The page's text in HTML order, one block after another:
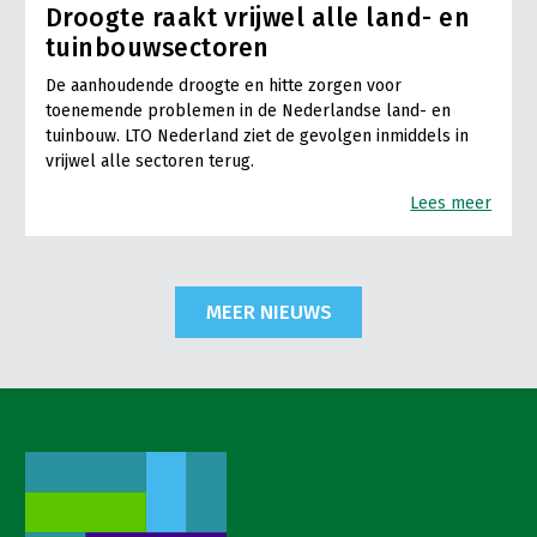
Droogte raakt vrijwel alle land- en
tuinbouwsectoren
De aanhoudende droogte en hitte zorgen voor
toenemende problemen in de Nederlandse land- en
tuinbouw. LTO Nederland ziet de gevolgen inmiddels in
vrijwel alle sectoren terug.
Lees meer
MEER NIEUWS